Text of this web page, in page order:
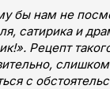
бы нам не
сатирика и
Рецепт
с